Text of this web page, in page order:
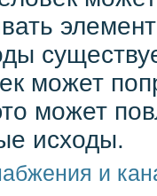
может
может
исходы.
и